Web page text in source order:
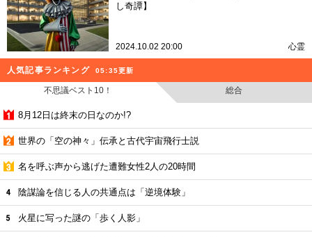
し奇譚】
2024.10.02 20:00 心霊
人気記事ランキング 05:35更新
不思議ベスト10！ 総合
8月12日は終末の日なのか!?
世界の「空の神々」伝承と古代宇宙飛行士説
名を呼ぶ声から逃げた遭難女性2人の20時間
陰謀論を信じる人の共通点は「逆境体験」
火星に写った謎の「歩く人影」